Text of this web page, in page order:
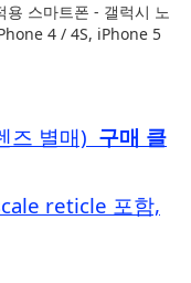
용 스마트폰 - 갤럭시 노
4 / 4S, iPhone 5
즈 별매) 구매 클
reticle 포함,